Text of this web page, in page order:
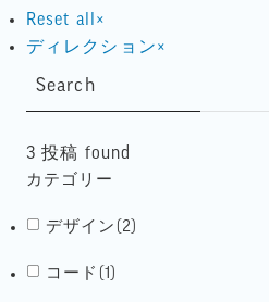
Reset all ×
ディレクション×
Search
3 投稿 found
カテゴリー
デザイン ( 2)
コード (1 )